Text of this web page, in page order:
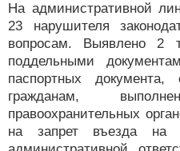
На административной
23 нарушителя
вопросам. Выявлено 2
поддельными
паспортных
гражданам,
правоохранительных
на запрет въезда на